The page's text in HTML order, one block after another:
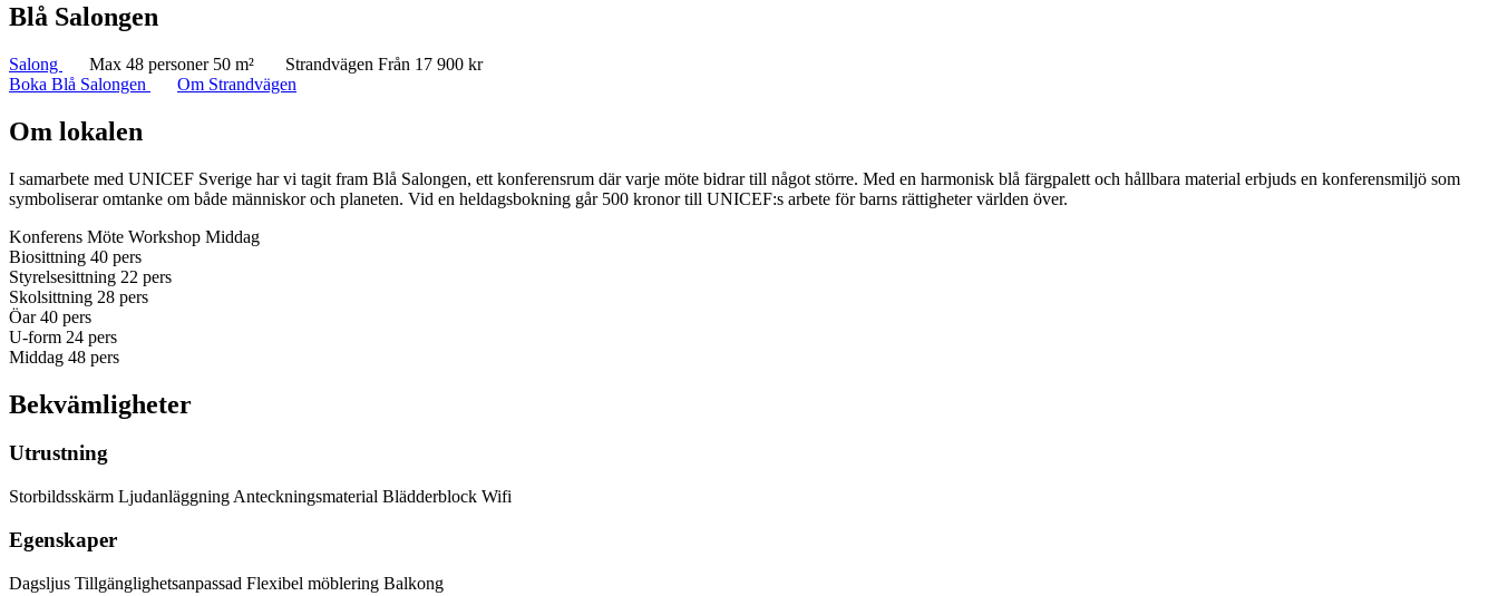
Blå Salongen
Salong Max 48 personer 50 m² Strandvägen Från 17 900 kr
Boka Blå Salongen
Om Strandvägen
Om lokalen
I samarbete med UNICEF Sverige har vi tagit fram Blå Salongen, ett konferensrum där varje möte bidrar till något större. Med en harmonisk blå färgpalett och hållbara material erbjuds en konferensmiljö som
symboliserar omtanke om både människor och planeten. Vid en heldagsbokning går 500 kronor till UNICEF:s arbete för barns rättigheter världen över.
Konferens Möte Workshop Middag
Biosittning 40 pers
Styrelsesittning 22 pers
Skolsittning 28 pers
Öar 40 pers
U-form 24 pers
Middag 48 pers
Bekvämligheter
Utrustning
Storbildsskärm Ljudanläggning Anteckningsmaterial Blädderblock Wifi
Egenskaper
Dagsljus Tillgänglighetsanpassad Flexibel möblering Balkong